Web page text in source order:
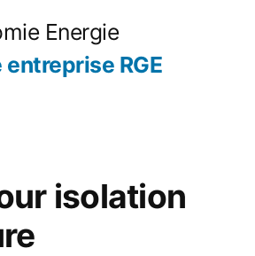
Energie
RGE
isolation